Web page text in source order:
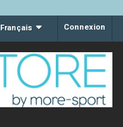
Connexion
Français